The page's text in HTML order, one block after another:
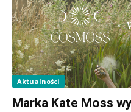
Aktualności
Marka Kate Moss